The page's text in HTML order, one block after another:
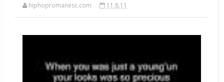
hiphopromanesc.com 11.8.11